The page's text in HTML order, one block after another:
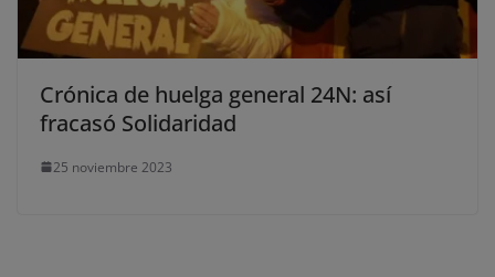
Crónica de huelga general 24N: así
fracasó Solidaridad
25 noviembre 2023